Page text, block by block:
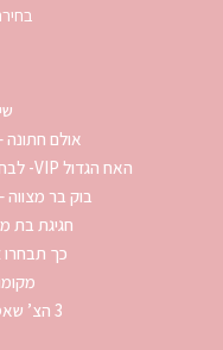
אולם חתונה – 3 המומלצים לשנת
האח הגדול VIP- לבחור צלם חתונות מבלי לצאת מהבית
בוק בר
חגיגת בת
כך תבחרו
3 הצ’ שאסור לשכוח בארגון אירוע